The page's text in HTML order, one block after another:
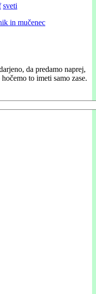
sveti
in mučenec
da predamo naprej,
to imeti samo zase.